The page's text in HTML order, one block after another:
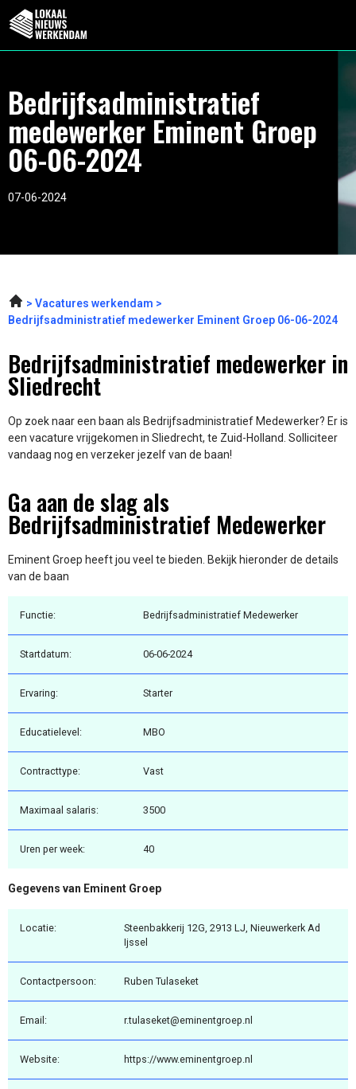
Bedrijfsadministratief
medewerker Eminent Groep
06-06-2024
07-06-2024
Vacatures werkendam
Bedrijfsadministratief medewerker Eminent Groep 06-06-2024
Bedrijfsadministratief medewerker in
Sliedrecht
Op zoek naar een baan als Bedrijfsadministratief Medewerker? Er is
een vacature vrijgekomen in Sliedrecht, te Zuid-Holland. Solliciteer
vandaag nog en verzeker jezelf van de baan!
Ga aan de slag als
Bedrijfsadministratief Medewerker
Eminent Groep heeft jou veel te bieden. Bekijk hieronder de details
van de baan
Functie: Bedrijfsadministratief Medewerker
Startdatum: 06-06-2024
Ervaring: Starter
Educatielevel: MBO
Contracttype: Vast
Maximaal salaris: 3500
Uren per week: 40
Gegevens van Eminent Groep
Locatie:
Steenbakkerij 12G, 2913 LJ, Nieuwerkerk Ad
Ijssel
Contactpersoon: Ruben Tulaseket
Email: r.tulaseket@eminentgroep.nl
Website: https://www.eminentgroep.nl